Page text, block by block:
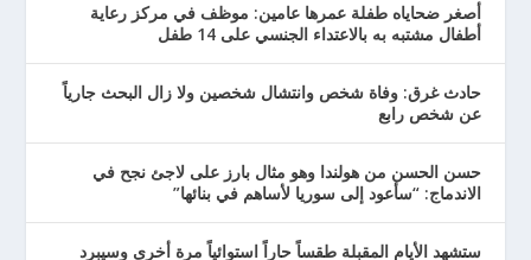
أصغر ضحاياه طفلة عمرها عامين: موظف في مركز رعاية
أطفال مشتبه به بالاعتداء الجنسي على 14 طفل
حادث غرق: وفاة شخص وانتشال شخصين ولا زال البحث جارياً
عن شخص رابع
حسن الحسن من هولندا وهو مثال بارز على لاجئ نجح في
الاندماج: “سأعود إلى سوريا لأساهم في بنائها”
ستشهد الأيام المقبلة طقساً حاراً استوائياً مرة أخرى وسيبرد